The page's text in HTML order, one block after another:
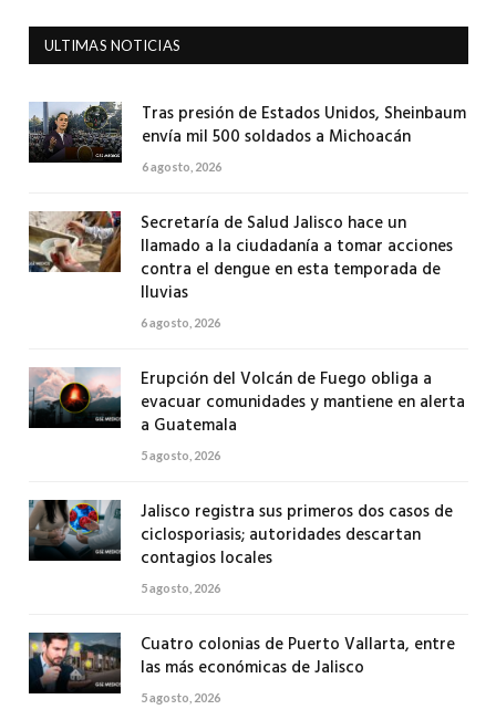
ULTIMAS NOTICIAS
Tras presión de Estados Unidos, Sheinbaum
envía mil 500 soldados a Michoacán
6 agosto, 2026
Secretaría de Salud Jalisco hace un
llamado a la ciudadanía a tomar acciones
contra el dengue en esta temporada de
lluvias
6 agosto, 2026
Erupción del Volcán de Fuego obliga a
evacuar comunidades y mantiene en alerta
a Guatemala
5 agosto, 2026
Jalisco registra sus primeros dos casos de
ciclosporiasis; autoridades descartan
contagios locales
5 agosto, 2026
Cuatro colonias de Puerto Vallarta, entre
las más económicas de Jalisco
5 agosto, 2026